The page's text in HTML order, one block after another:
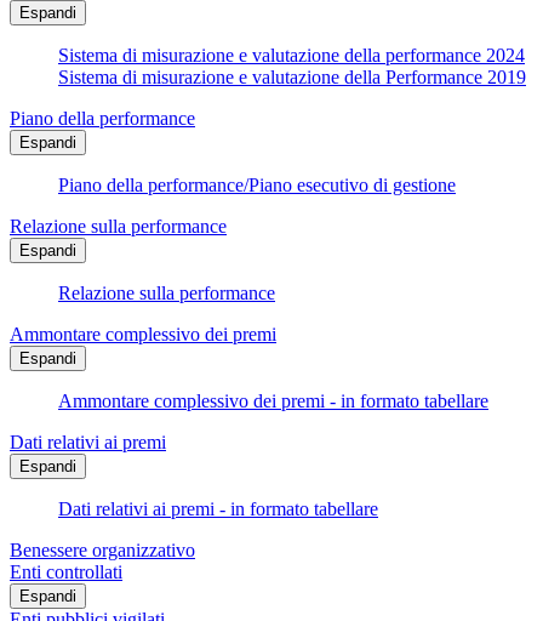
Espandi
Sistema di misurazione e valutazione della performance 2024
Sistema di misurazione e valutazione della Performance 2019
Piano della performance
Espandi
Piano della performance/Piano esecutivo di gestione
Relazione sulla performance
Espandi
Relazione sulla performance
Ammontare complessivo dei premi
Espandi
Ammontare complessivo dei premi - in formato tabellare
Dati relativi ai premi
Espandi
Dati relativi ai premi - in formato tabellare
Benessere organizzativo
Enti controllati
Espandi